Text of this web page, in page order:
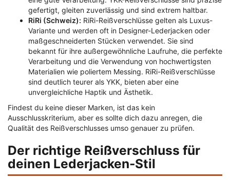
gefertigt, gleiten zuverlässig und sind extrem haltbar.
RiRi (Schweiz): RiRi-Reißverschlüsse gelten als Luxus-
Variante und werden oft in Designer-Lederjacken oder
maßgeschneiderten Stücken verwendet. Sie sind
bekannt für ihre außergewöhnliche Laufruhe, die perfekte
Verarbeitung und die Verwendung von hochwertigsten
Materialien wie poliertem Messing. RiRi-Reißverschlüsse
sind deutlich teurer als YKK, bieten aber eine
unvergleichliche Haptik und Ästhetik.
Findest du keine dieser Marken, ist das kein
Ausschlusskriterium, aber es sollte dich dazu anregen, die
Qualität des Reißverschlusses umso genauer zu prüfen.
Der richtige Reißverschluss für
deinen Lederjacken-Stil